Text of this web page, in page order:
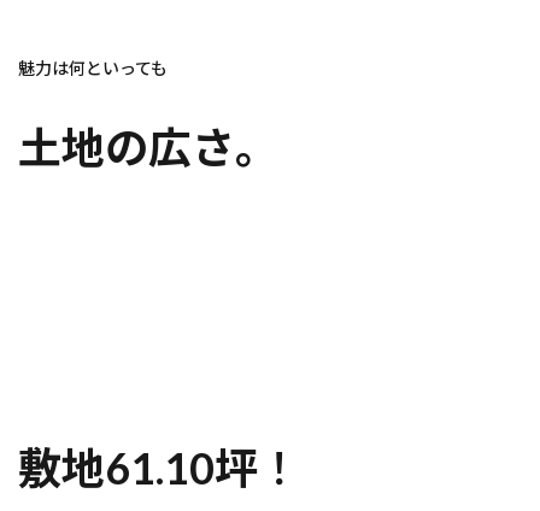
魅力は何といっても
土地の広さ。
敷地61.10坪 ！